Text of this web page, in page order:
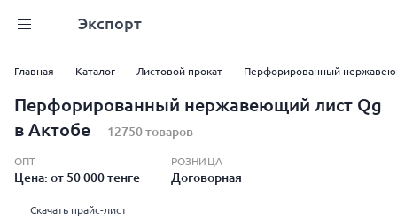
Экспорт
Главная Каталог Листовой прокат Перфорированный
Перфорированный нержавеющий лист Qg
в Актобе
12750 товаров
ОПТ
Цена: от 50 000 тенге
РОЗНИЦА
Договорная
Скачать прайс-лист